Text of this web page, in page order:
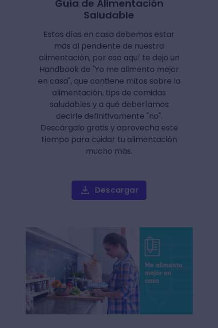
Guía de Alimentación
Saludable
Estos días en casa debemos estar
más al pendiente de nuestra
alimentación, por eso aquí te dejo un
Handbook de "Yo me alimento mejor
en casa", que contiene mitos sobre la
alimentación, tips de comidas
saludables y a qué deberíamos
decirle definitivamente "no".
Descárgalo gratis y aprovecha este
tiempo para cuidar tu alimentación
mucho más.
Descargar